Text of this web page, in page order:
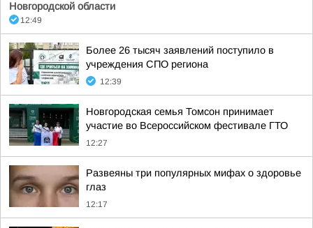
Новгородской области
12:49
Более 26 тысяч заявлений поступило в
учреждения СПО региона
12:39
Новгородская семья Томсон принимает
участие во Всероссийском фестивале ГТО
12:27
Развеяны три популярных мифах о здоровье
глаз
12:17